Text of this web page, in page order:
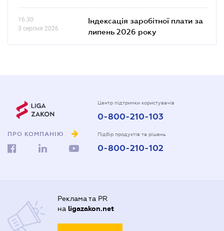
16.30
3 серпня 2026
Індексація заробітної плати за
липень 2026 року
ПРО КОМПАНІЮ
Центр підтримки користувачів
0-800-210-103
Підбір продуктів та рішень
0-800-210-102
Реклама та PR
на ligazakon.net